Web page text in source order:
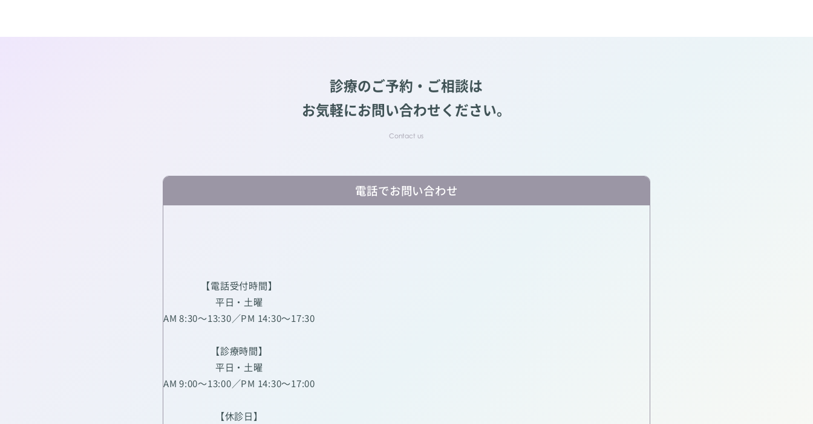
診療のご予約・ご相談は
お気軽にお問い合わせください。
電話でお問い合わせ
【電話受付時間】
平日・土曜
AM 8:30～13:30／PM 14:30～17:30
【診療時間】
平日・土曜
AM 9:00～13:00／PM 14:30～17:00
【休診日】